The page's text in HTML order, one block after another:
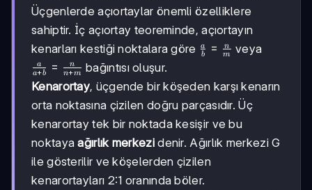
Üçgenlerde açıortaylar önemli özelliklere
sahiptir. İç açıortay teoreminde, açıortayın
kenarları kestiği noktalara göre \frac{a}
{m}
b
a = m
n
veya
\frac{a}
{a+b}
=
\frac{n}
{n+m}
a+b
a = n+m
n
bağıntısı oluşur.
Kenarortay, üçgende bir köşeden karşı kenarın
orta noktasına çizilen doğru parçasıdır. Üç
kenarortay tek bir noktada kesişir ve bu
noktayaağırlık merkezidenir. Ağırlık merkezi G
ile gösterilir ve köşelerden çizilen
kenarortayları 2:1 oranında böler.